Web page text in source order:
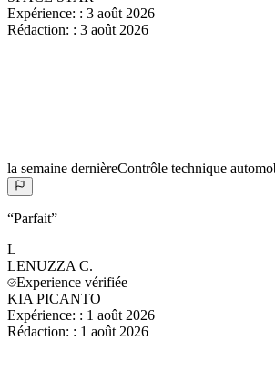
Expérience: : 3 août 2026
Rédaction: : 3 août 2026
la semaine dernièreContrôle technique
“Parfait”
L
LENUZZA C.
Experience vérifiée
KIA PICANTO
Expérience: : 1 août 2026
Rédaction: : 1 août 2026